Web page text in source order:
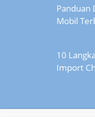
Panduan
Mobil
10
Import